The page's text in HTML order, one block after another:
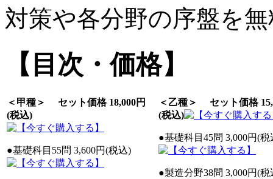
対策や各分野の序盤を
【目次・価格】
＜甲種＞ セット価格 18,000円
(税込)
●基礎科目55問 3,600円(税込)
＜乙種＞ セット価格
(税込)
●基礎科目45問 3,000円(税
●製造分野38問 3,000円(税